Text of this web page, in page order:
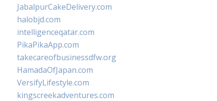
JabalpurCakeDelivery.com
halobjd.com
intelligenceqatar.com
PikaPikaApp.com
takecareofbusinessdfw.org
HamadaOfJapan.com
VersifyLifestyle.com
kingscreekadventures.com